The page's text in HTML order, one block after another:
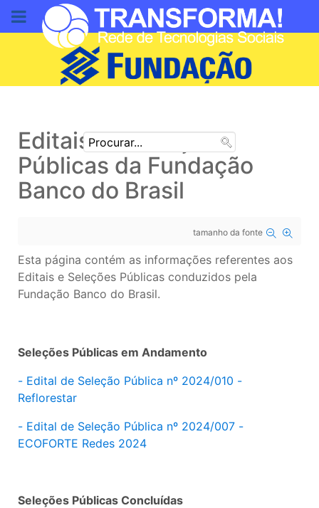
Editais de Seleções
Públicas da Fundação
Banco do Brasil
tamanho da fonte
Esta página contém as informações referentes aos
Editais e Seleções Públicas conduzidos pela
Fundação Banco do Brasil.
Seleções Públicas em Andamento
- Edital de Seleção Pública nº 2024/010 -
Reflorestar
- Edital de Seleção Pública nº 2024/007 -
ECOFORTE Redes 2024
Seleções Públicas Concluídas